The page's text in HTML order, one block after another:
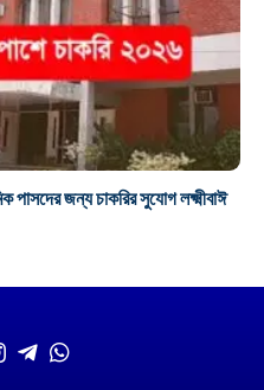
জন্য চাকরির সুযোগ লক্ষ্মীবাঈ